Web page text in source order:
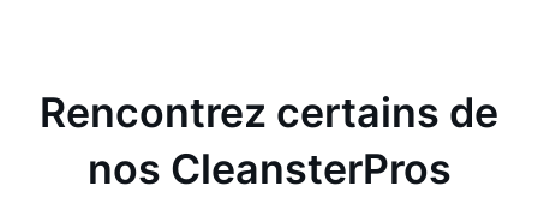
Rencontrez certains de
nos CleansterPros